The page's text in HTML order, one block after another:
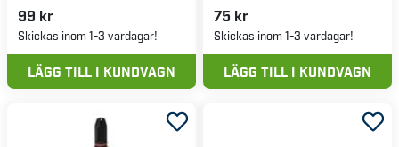
99 kr
Skickas inom 1-3 vardagar!
LÄGG TILL I KUNDVAGN
75 kr
Skickas inom 1-3 vardagar!
LÄGG TILL I KUNDVAGN